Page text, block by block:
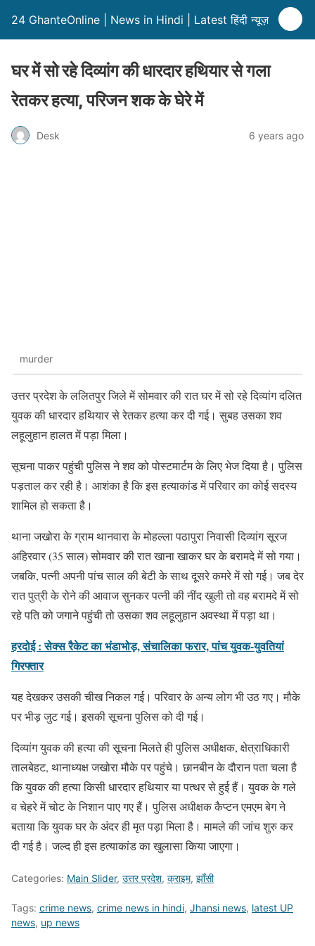
24 GhanteOnline | News in Hindi | Latest हिंदी न्यूज़
घर में सो रहे दिव्यांग की धारदार हथियार से गला
रेतकर हत्या, परिजन शक के घेरे में
Desk 6 years ago
murder
उत्तर प्रदेश के ललितपुर जिले में सोमवार की रात घर में सो रहे दिव्यांग दलित
युवक की धारदार हथियार से रेतकर हत्या कर दी गई। सुबह उसका शव
लहूलुहान हालत में पड़ा मिला।
सूचना पाकर पहुंची पुलिस ने शव को पोस्टमार्टम के लिए भेज दिया है। पुलिस
पड़ताल कर रही है। आशंका है कि इस हत्याकांड में परिवार का कोई सदस्य
शामिल हो सकता है।
थाना जखोरा के ग्राम थानवारा के मोहल्ला पठापुरा निवासी दिव्यांग सूरज
अहिरवार (35 साल) सोमवार की रात खाना खाकर घर के बरामदे में सो गया।
जबकि, पत्नी अपनी पांच साल की बेटी के साथ दूसरे कमरे में सो गई। जब देर
रात पुत्री के रोने की आवाज सुनकर पत्नी की नींद खुली तो वह बरामदे में सो
रहे पति को जगाने पहुंची तो उसका शव लहूलुहान अवस्था में पड़ा था।
हरदोई : सेक्स रैकेट का भंडाभोड़, संचालिका फरार, पांच युवक-युवतियां
गिरफ्तार
यह देखकर उसकी चीख निकल गई। परिवार के अन्य लोग भी उठ गए। मौके
पर भीड़ जुट गई। इसकी सूचना पुलिस को दी गई।
दिव्यांग युवक की हत्या की सूचना मिलते ही पुलिस अधीक्षक, क्षेत्राधिकारी
तालबेहट, थानाध्यक्ष जखोरा मौके पर पहुंचे। छानबीन के दौरान पता चला है
कि युवक की हत्या किसी धारदार हथियार या पत्थर से हुई हैं। युवक के गले
व चेहरे में चोट के निशान पाए गए हैं। पुलिस अधीक्षक कैप्टन एमएम बेग ने
बताया कि युवक घर के अंदर ही मृत पड़ा मिला है। मामले की जांच शुरु कर
दी गई है। जल्द ही इस हत्याकांड का खुलासा किया जाएगा।
Categories: Main Slider, उत्तर प्रदेश, क्राइम, झाँसी
Tags: crime news, crime news in hindi, Jhansi news, latest UP
news, up news